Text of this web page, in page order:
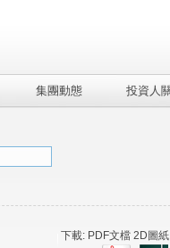
集團動態 投資人
下載: PDF文檔 2D圖